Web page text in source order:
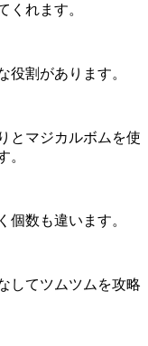
くれます。
役割があります。
とマジカルボムを使
。
個数も違います。
してツムツムを攻略